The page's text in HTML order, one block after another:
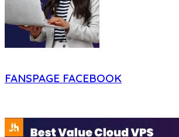
FANSPAGE FACEBOOK